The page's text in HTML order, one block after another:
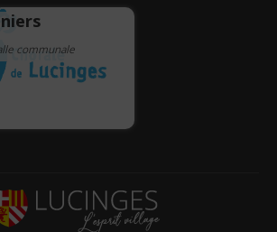
communale